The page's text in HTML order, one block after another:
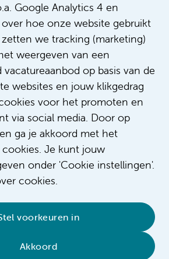
Google Analytics 4 en
hoe onze website gebruikt
we tracking (marketing)
weergeven van een
vacatureaanbod op basis van de
websites en jouw klikgedrag
voor het promoten en
via social media. Door op
ga je akkoord met het
cookies. Je kunt jouw
onder 'Cookie instellingen'.
cookies.
voorkeuren in
Akkoord
• Sitemap